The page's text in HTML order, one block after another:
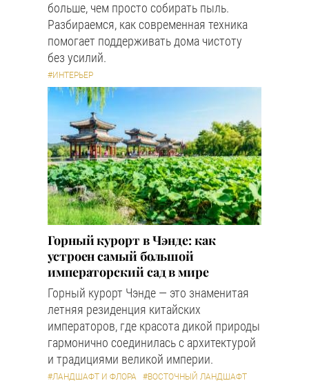
больше, чем просто собирать пыль.
Разбираемся, как современная техника
помогает поддерживать дома чистоту
без усилий.
#ИНТЕРЬЕР
Горный курорт в Чэнде: как
устроен самый большой
императорский сад в мире
Горный курорт Чэнде — это знаменитая
летняя резиденция китайских
императоров, где красота дикой природы
гармонично соединилась с архитектурой
и традициями великой империи.
#ЛАНДШАФТ И ФЛОРА #ВОСТОЧНЫЙ ЛАНДШАФТ